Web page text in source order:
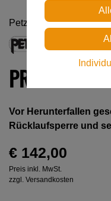
Petzl
PRO TRAXION
Vor Herunterfallen
Rücklaufsperre und
€ 142,00
Preis inkl. MwSt.
zzgl. Versandkosten